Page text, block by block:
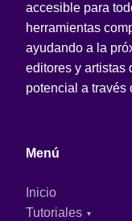
accesible para
herramientas
ayudando a la
editores y artistas
potencial a través
Menú
Inicio
Tutoriales